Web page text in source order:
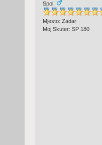
Spol:
Mjesto: Zadar
Moj Skuter: SP 180